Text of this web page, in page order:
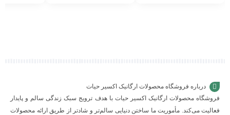
درباره فروشگاه محصولات ارگانیک اکسیر حیات
فروشگاه محصولات ارگانیک اکسیر حیات با هدف ترویج سبک زندگی سالم و پایدار
فعالیت می‌کند. مأموریت ما ساختن دنیایی سالم‌تر و شادتر از طریق ارائه محصولات